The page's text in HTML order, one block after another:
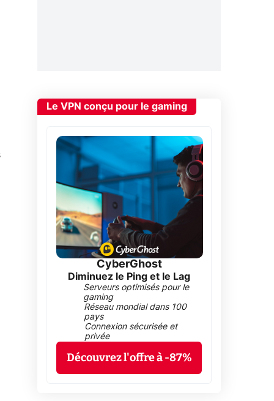
Le VPN conçu pour le gaming
CyberGhost
Diminuez le Ping et le Lag
Serveurs optimisés pour le
gaming
Réseau mondial dans 100
pays
Connexion sécurisée et
privée
Découvrez l'offre à -87%